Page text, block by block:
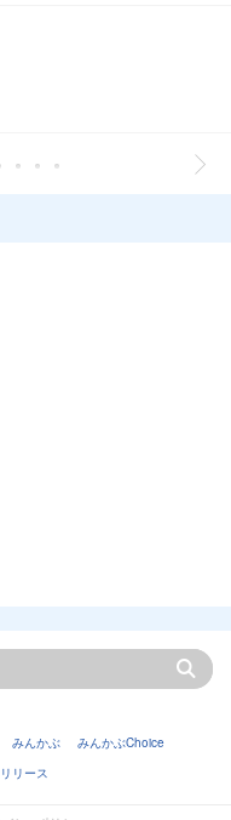
みんかぶ
みんかぶChoice
リース